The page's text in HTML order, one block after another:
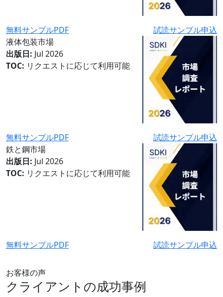
無料サンプルPDF
試読サンプル申込
液体包装市場
出版日: Jul 2026
TOC: リクエストに応じて利用可能
無料サンプルPDF
試読サンプル申込
鉄と鋼市場
出版日: Jul 2026
TOC: リクエストに応じて利用可能
無料サンプルPDF 試読サンプル申込
お客様の声
クライアントの成功事例